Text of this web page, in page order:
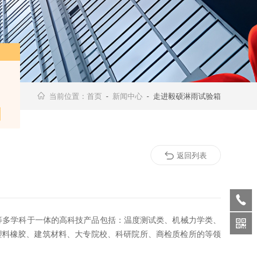
当前位置： 首页 - 新闻中心 - 走进毅硕淋雨试验箱
学科于一体的高科技产品包括：温度测试类、机械力学类、
橡胶、建筑材料、大专院校、科研院所、商检质检所的等领
返回列表